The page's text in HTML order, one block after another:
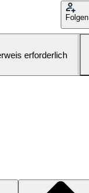
Folgen
erforderlich